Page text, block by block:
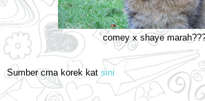
comey x shaye
Sumber cma korek kat sini